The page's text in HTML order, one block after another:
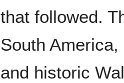
that followed.
South
and historic